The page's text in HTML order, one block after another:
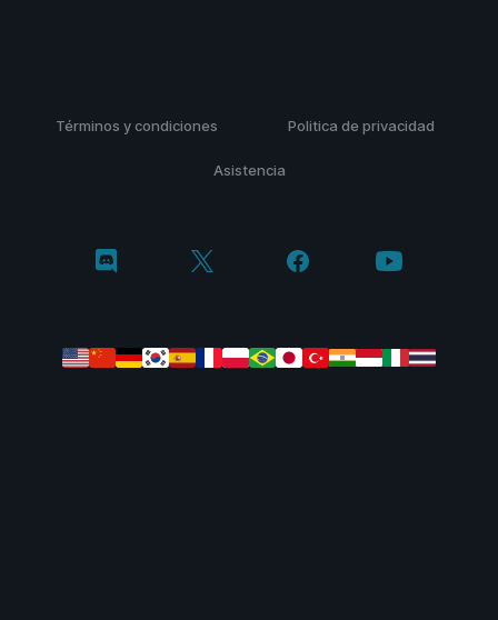
Términos y condiciones Politica de privacidad
Asistencia